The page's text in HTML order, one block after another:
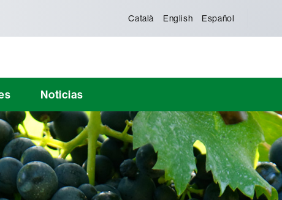
Català English Español
Noticias